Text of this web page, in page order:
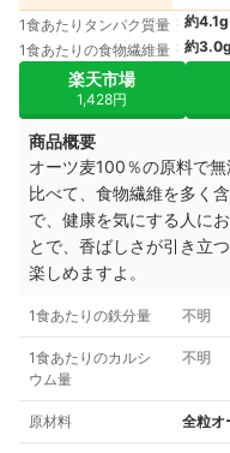
1食あたりタンパク質量 約4.1g
1食あたりの食物繊維量
約3.0g
楽天市場
1,428円
商品概要
オーツ麦100％の原料で
比べて、食物繊維を多く
で、健康を気にする人に
とで、香ばしさが引き立
楽しめますよ。
1食あたりの鉄分量 不明
1食あたりのカルシ
ウム量
不明
原材料 全粒オ